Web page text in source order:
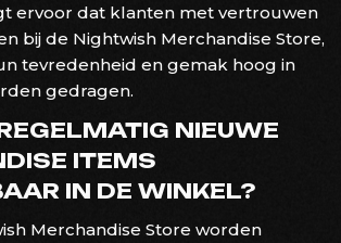
ervoor dat klanten met vertrouwen
bij de Nightwish Merchandise Store,
tevredenheid en gemak hoog in
gedragen.
NIEUWE
ITEMS
IN DE WINKEL?
Merchandise Store worden